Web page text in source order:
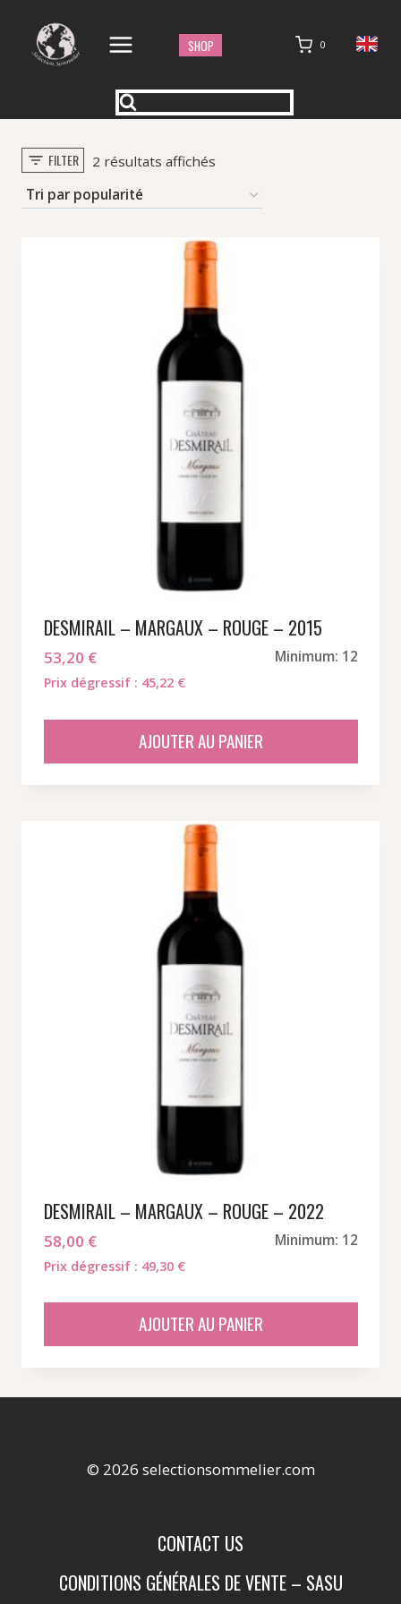
contenu
SHOP 0
FILTER 2 résultats affichésTrié
popularité
DESMIRAIL – MARGAUX – ROUGE – 2015
53,20 € Minimum: 12
Prix dégressif : 45,22 €
AJOUTER AU PANIER
DESMIRAIL – MARGAUX – ROUGE – 2022
58,00 € Minimum: 12
Prix dégressif : 49,30 €
AJOUTER AU PANIER
© 2026 selectionsommelier.com
CONTACT US
CONDITIONS GÉNÉRALES DE VENTE – SASU